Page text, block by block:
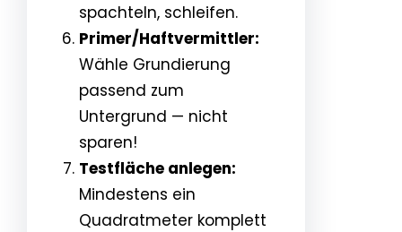
spachteln, schleifen.
Primer/Haftvermittler:
Wähle Grundierung
passend zum
Untergrund — nicht
sparen!
Testfläche anlegen:
Mindestens ein
Quadratmeter komplett